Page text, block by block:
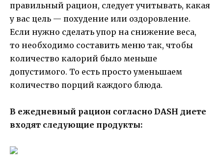
правильный рацион, следует учитывать, какая
у вас цель — похудение или оздоровление.
Если нужно сделать упор на снижение веса,
то необходимо составить меню так, чтобы
количество калорий было меньше
допустимого. То есть просто уменьшаем
количество порций каждого блюда.
В ежедневный рацион согласно DASH диете
входят следующие продукты: